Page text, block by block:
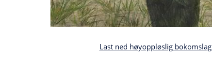
Last ned høyoppløslig bokomslag